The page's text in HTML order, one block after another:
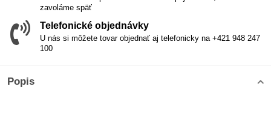
zavoláme späť
Telefonické objednávky
U nás si môžete tovar objednať aj telefonicky na +421 948 247
100
Popis